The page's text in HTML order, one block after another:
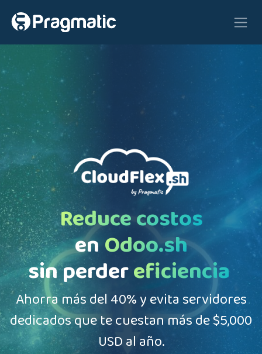
Reduce costos
enOdoo.sh
sin perdereficiencia
Ahorra más del 40% y evita servidores
dedicados que te cuestan más de $5,000
USD al año.